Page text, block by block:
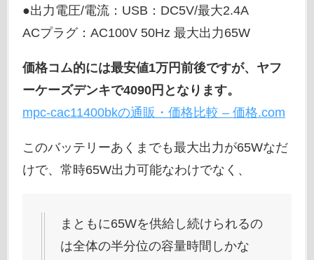
●出力電圧/電流：USB：DC5V/最大2.4A
ACプラグ：AC100V 50Hz 最大出力65W
価格コム的には最安値1万円前後ですが、ヤフ
ーケーズデンキで4090円となります。
mpc-cac11400bkの通販・価格比較 – 価格.com
このバッテリーあくまでも最大出力が65Wなだ
けで、常時65W出力可能なわけでなく、
まともに65Wを供給し続けられるの
は全体の半分位の容量時間しかな